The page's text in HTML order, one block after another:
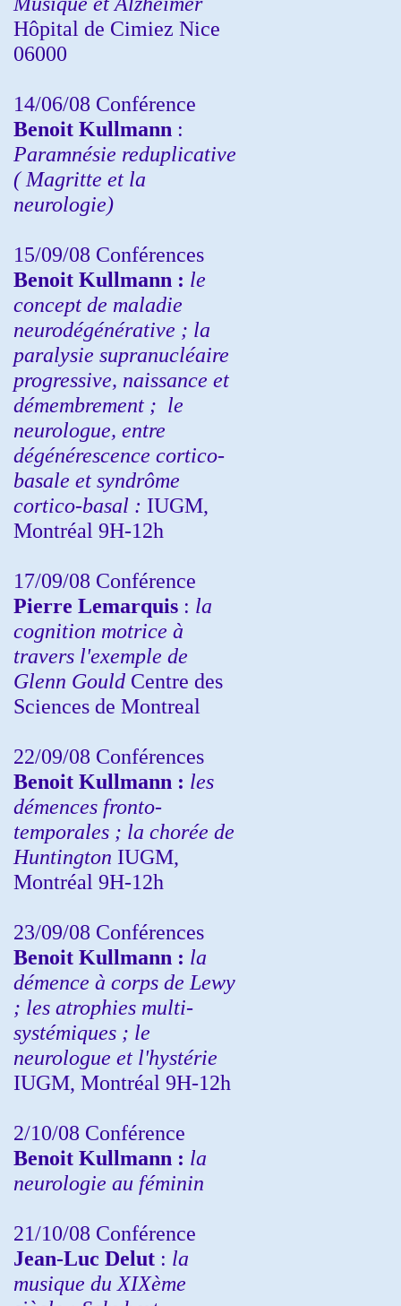
Hôpital de Cimiez Nice
06000
14/06/08 Conférence
Benoit Kullmann :
Paramnésie reduplicative
( Magritte et la
neurologie)
15/09/08 Conférences
Benoit Kullmann : le
concept de maladie
neurodégénérative ; la
paralysie supranucléaire
progressive, naissance et
démembrement ; le
neurologue, entre
dégénérescence cortico-
basale et syndrôme
cortico-basal : IUGM,
Montréal 9H-12h
17/09/08 Conférence
Pierre Lemarquis : la
cognition motrice à
travers l'exemple de
Glenn Gould Centre des
Sciences de Montreal
22/09/08 Conférences
Benoit Kullmann : les
démences fronto-
temporales ; la chorée de
Huntington IUGM,
Montréal 9H-12h
23/09/08 Conférences
Benoit Kullmann : la
démence à corps de Lewy
; les atrophies multi-
systémiques ; le
neurologue et l'hystérie
IUGM, Montréal 9H-12h
2/10/08 Conférence
Benoit Kullmann : la
neurologie au féminin
21/10/08 Conférence
Jean-Luc Delut : la
musique du XIXème